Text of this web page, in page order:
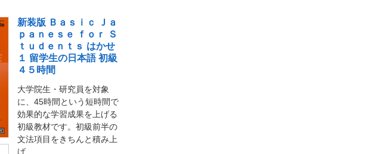
新装版 Ｂａｓｉｃ Ｊａ
ｐａｎｅｓｅ ｆｏｒ Ｓ
ｔｕｄｅｎｔｓ はかせ
１ 留学生の日本語 初級
４５時間
大学院生・研究員を対象
に、45時間という短時間で
効果的な学習成果を上げる
初級教材です。初級前半の
文法項目をきちんと積み上
げ…